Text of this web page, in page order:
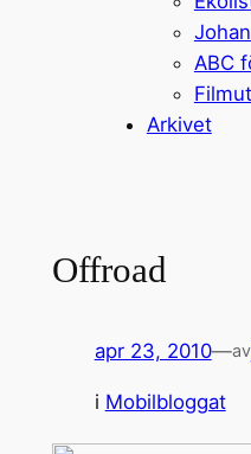
ABC
Arkivet
Offroad
apr 23, 2010—av
i Mobilbloggat